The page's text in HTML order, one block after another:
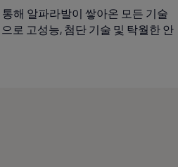
해 알파라발이 쌓아온 모든 기술
로 고성능, 첨단 기술 및 탁월한 안